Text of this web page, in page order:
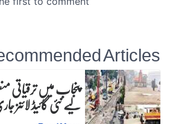
Articles
پنجاب میں
لیے نئی گائیڈ لائنز